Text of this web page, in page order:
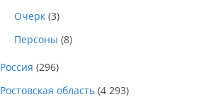
Очерк (3)
Персоны (8)
Россия (296)
Ростовская область (4 293)